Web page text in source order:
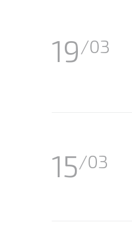
19/03
15/03